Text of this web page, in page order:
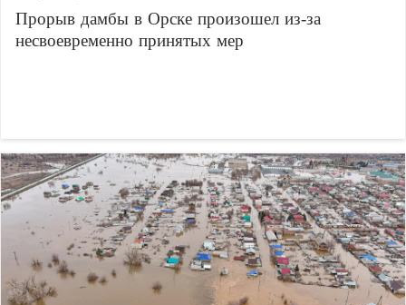
Прорыв дамбы в Орске произошел из-за
несвоевременно принятых мер